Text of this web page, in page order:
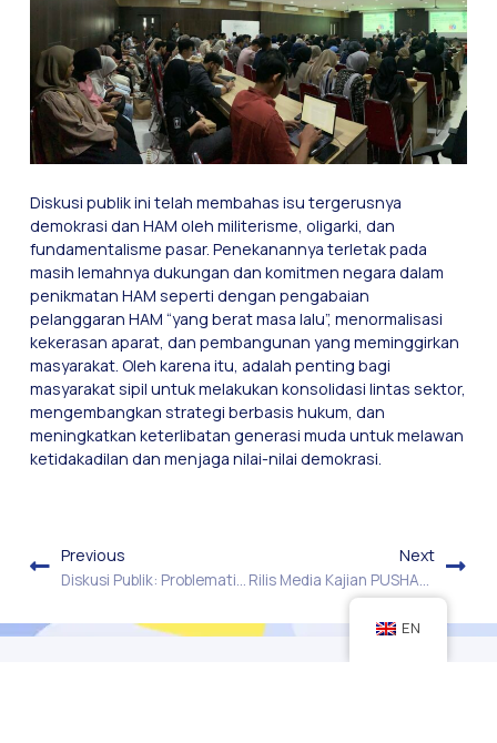
Diskusi publik ini telah membahas isu tergerusnya
demokrasi dan HAM oleh militerisme, oligarki, dan
fundamentalisme pasar. Penekanannya terletak pada
masih lemahnya dukungan dan komitmen negara dalam
penikmatan HAM seperti dengan pengabaian
pelanggaran HAM “yang berat masa lalu”, menormalisasi
kekerasan aparat, dan pembangunan yang meminggirkan
masyarakat. Oleh karena itu, adalah penting bagi
masyarakat sipil untuk melakukan konsolidasi lintas sektor,
mengembangkan strategi berbasis hukum, dan
meningkatkan keterlibatan generasi muda untuk melawan
ketidakadilan dan menjaga nilai-nilai demokrasi.
Previous
Diskusi Publik: Problematika Hukuman Mati Pasca Pengesahan KUHP Baru di Indonesia
Next
Rilis Media Kajian PUSHAM UII
EN